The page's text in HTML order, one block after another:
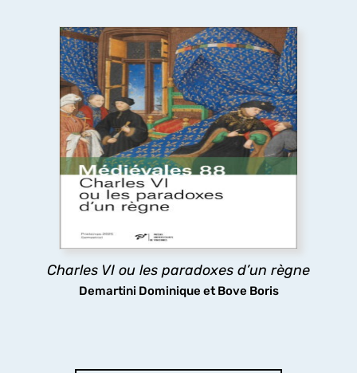
Charles VI ou les paradoxes d’un règne
Demartini Dominique et Bove Boris
Charles VI ou les paradoxes d’un règne
Le long règne de Charles VI a longtemps été
considéré comme une catastrophe, pourtant les
arts et les lettres ont fleuri à sa cour, tandis que
sa folie même stimulait la réflexion politique : tels
découvrir